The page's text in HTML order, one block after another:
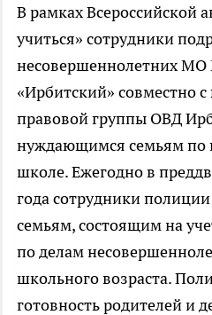
В рамках Всероссийской
учиться» сотрудники
несовершеннолетних
«Ирбитский» совместно
правовой группы ОВД
нуждающимся семьям по
школе. Ежегодно в
года сотрудники
семьям, состоящим на
по делам
школьного возраста.
готовность родителей и